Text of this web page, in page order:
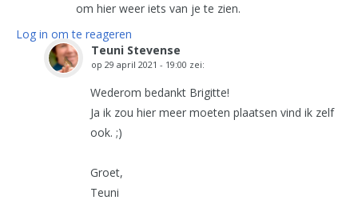
om hier weer iets van je te zien.
Log in om te reageren
Teuni Stevense
op 29 april 2021 - 19:00 zei:
Wederom bedankt Brigitte!
Ja ik zou hier meer moeten plaatsen vind ik zelf
ook. ;)
Groet,
Teuni